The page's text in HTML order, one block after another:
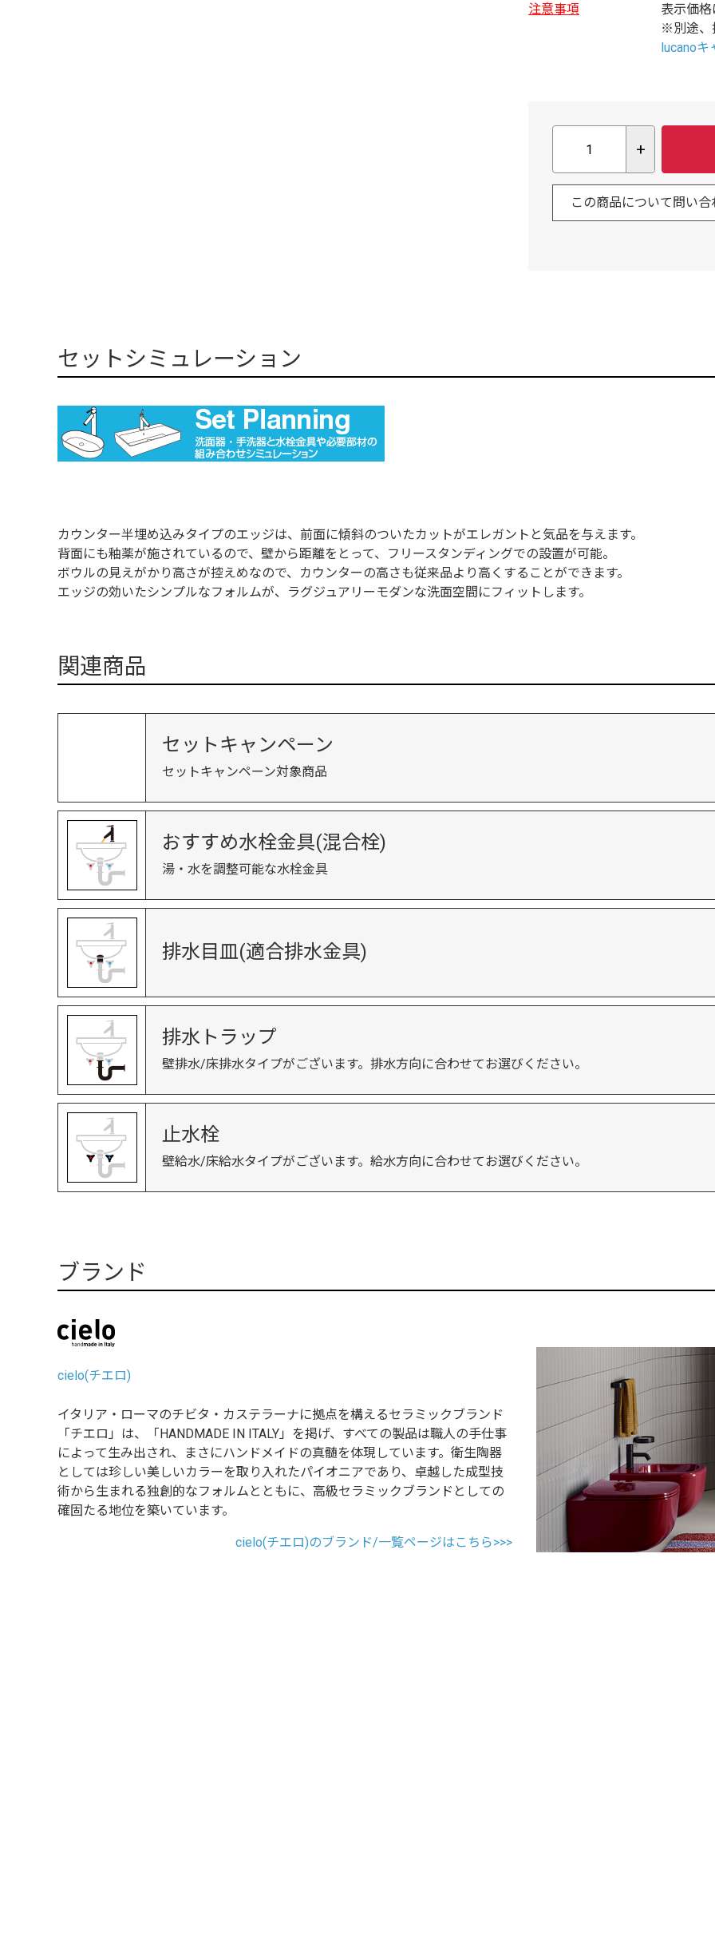
注意事項
表示価
※別途、
lucanoキ
+
この商品について問い合
セットシミュレーション
カウンター半埋め込みタイプのエッジは、前面に傾斜のついたカットがエレガントと気品を与えます。
背面にも釉薬が施されているので、壁から距離をとって、フリースタンディングでの設置が可能。
ボウルの見えがかり高さが控えめなので、カウンターの高さも従来品より高くすることができます。
エッジの効いたシンプルなフォルムが、ラグジュアリーモダンな洗面空間にフィットします。
関連商品
セットキャンペーン
セットキャンペーン対象商品
おすすめ水栓金具(混合栓)
湯・水を調整可能な水栓金具
排水目皿(適合排水金具)
排水トラップ
壁排水/床排水タイプがございます。排水方向に合わせてお選びください。
止水栓
壁給水/床給水タイプがございます。給水方向に合わせてお選びください。
ブランド
cielo(チエロ)
イタリア・ローマのチビタ・カステラーナに拠点を構えるセラミックブランド
「チエロ」は、「HANDMADE IN ITALY」を掲げ、すべての製品は職人の手仕事
によって生み出され、まさにハンドメイドの真髄を体現しています。衛生陶器
としては珍しい美しいカラーを取り入れたパイオニアであり、卓越した成型技
術から生まれる独創的なフォルムとともに、高級セラミックブランドとしての
確固たる地位を築いています。
cielo(チエロ)のブランド/一覧ページはこちら>>>